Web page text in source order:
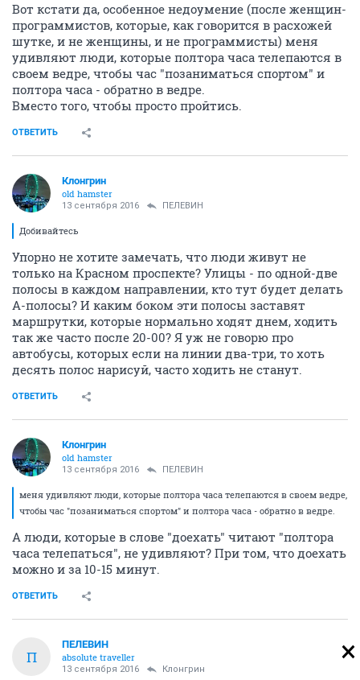
Вот кстати да, особенное недоумение (после женщин-
программистов, которые, как говорится в расхожей
шутке, и не женщины, и не программисты) меня
удивляют люди, которые полтора часа телепаются в
своем ведре, чтобы час "позаниматься спортом" и
полтора часа - обратно в ведре.
Вместо того, чтобы просто пройтись.
ОТВЕТИТЬ
Клонгрин
old hamster
13 сентября 2016 ПЕЛЕВИН
Добивайтесь
Упорно не хотите замечать, что люди живут не
только на Красном проспекте? Улицы - по одной-две
полосы в каждом направлении, кто тут будет делать
А-полосы? И каким боком эти полосы заставят
маршрутки, которые нормально ходят днем, ходить
так же часто после 20-00? Я уж не говорю про
автобусы, которых если на линии два-три, то хоть
десять полос нарисуй, часто ходить не станут.
ОТВЕТИТЬ
Клонгрин
old hamster
13 сентября 2016 ПЕЛЕВИН
меня удивляют люди, которые полтора часа телепаются в своем ведре,
чтобы час "позаниматься спортом" и полтора часа - обратно в ведре.
А люди, которые в слове "доехать" читают "полтора
часа телепаться", не удивляют? При том, что доехать
можно и за 10-15 минут.
ОТВЕТИТЬ
П
ПЕЛЕВИН
absolute traveller
13 сентября 2016 Клонгрин